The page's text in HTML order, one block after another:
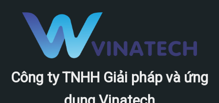
Công ty TNHH Giải pháp và ứng